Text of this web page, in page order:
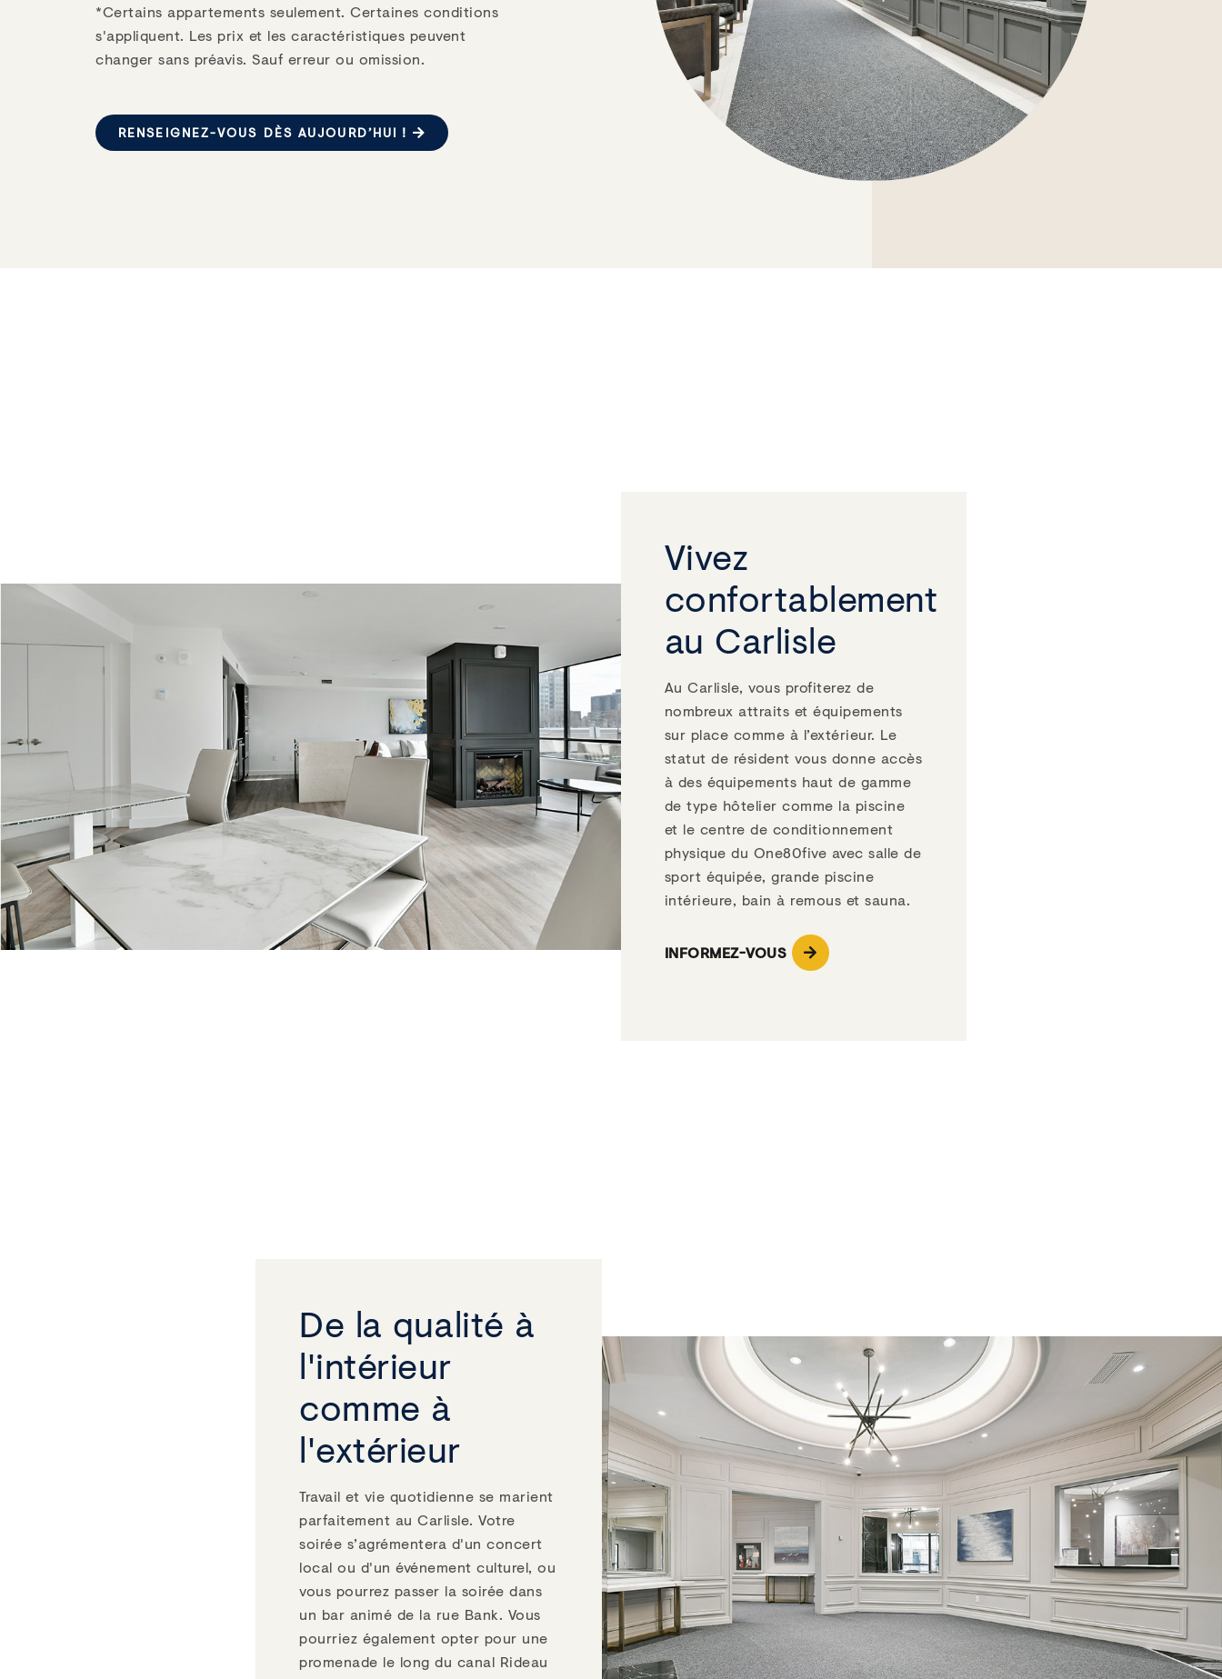
*Certains appartements seulement. Certaines conditions
s'appliquent. Les prix et les caractéristiques peuvent
changer sans préavis. Sauf erreur ou omission.
RENSEIGNEZ-VOUS DÈS AUJOURD’HUI !
Vivez
confortablement
au Carlisle
Au Carlisle, vous profiterez de
nombreux attraits et équipements
sur place comme à l’extérieur. Le
statut de résident vous donne accès
à des équipements haut de gamme
de type hôtelier comme la piscine
et le centre de conditionnement
physique du One80five avec salle de
sport équipée, grande piscine
intérieure, bain à remous et sauna.
INFORMEZ-VOUS
De la qualité à
l'intérieur
comme à
l'extérieur
Travail et vie quotidienne se marient
parfaitement au Carlisle. Votre
soirée s’agrémentera d'un concert
local ou d'un événement culturel, ou
vous pourrez passer la soirée dans
un bar animé de la rue Bank. Vous
pourriez également opter pour une
promenade le long du canal Rideau